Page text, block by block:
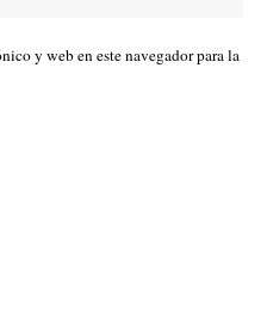
y web en este navegador para la